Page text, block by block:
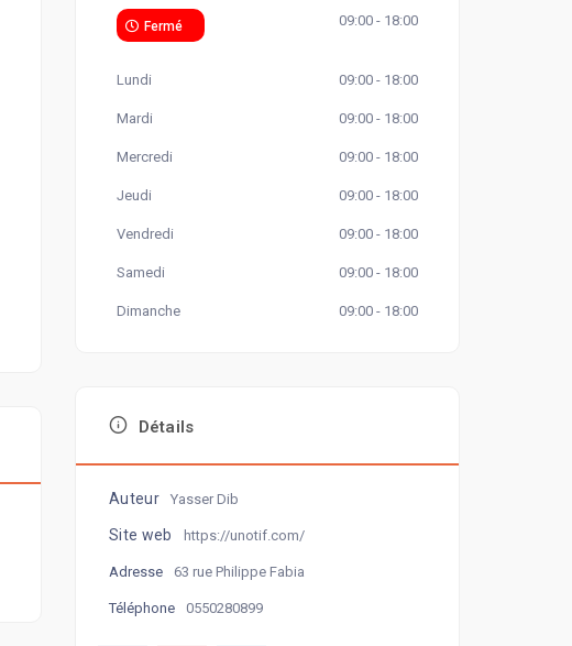
Fermé 09:00 - 18:00
Lundi 09:00 - 18:00
Mardi 09:00 - 18:00
Mercredi 09:00 - 18:00
Jeudi 09:00 - 18:00
Vendredi 09:00 - 18:00
Samedi 09:00 - 18:00
Dimanche 09:00 - 18:00
Détails
Auteur Yasser Dib
Site web https://unotif.com/
Adresse 63 rue Philippe Fabia
Téléphone 0550280899